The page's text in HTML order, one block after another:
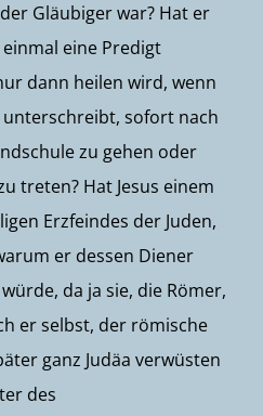
Gläubiger war? Hat er
eine Predigt
dann heilen wird, wenn
sofort nach
zu gehen oder
treten? Hat Jesus einem
Erzfeindes der Juden,
er dessen Diener
da ja sie, die Römer,
er selbst, der römische
ganz Judäa verwüsten
des